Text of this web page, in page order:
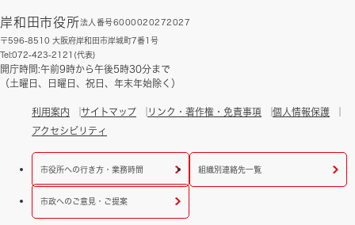
岸和田市役所法人番号6000020272027
〒596-8510 大阪府岸和田市岸城町7番1号
Tel:072-423-2121(代表)
開庁時間:午前9時から午後5時30分まで
（土曜日、日曜日、祝日、年末年始除く）
利用案内 サイトマップ リンク・著作権・免責事項
個人情報保護
アクセシビリティ
市役所への行き方・業務時間 組織別連絡先一覧
市政へのご意見・ご提案